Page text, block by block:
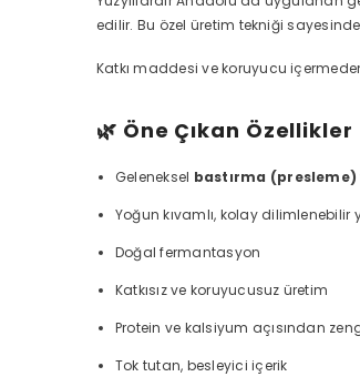
edilir. Bu özel üretim tekniği
Katkı maddesi ve koruyucu
🌿 Öne Çıkan Özellikler
Geleneksel bastırma (presleme)
Yoğun kıvamlı, kolay dilimlenebilir
Doğal fermantasyon
Katkısız ve koruyucusuz üretim
Protein ve kalsiyum açısından
Tok tutan, besleyici içerik